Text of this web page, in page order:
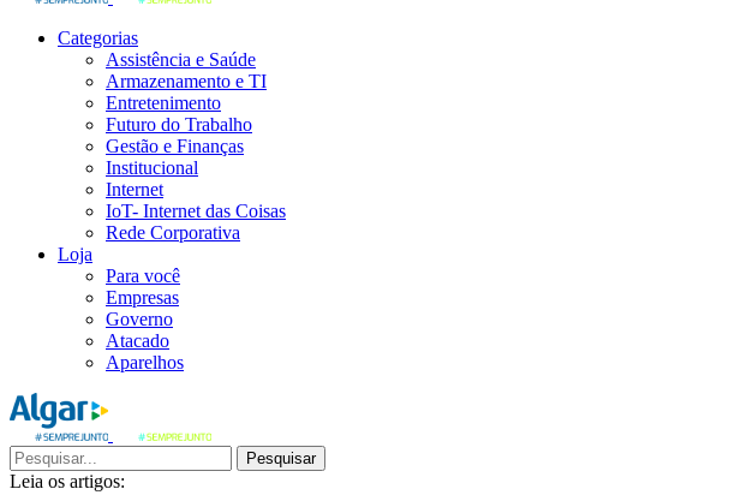
Categorias
Assistência e Saúde
Armazenamento e TI
Entretenimento
Futuro do Trabalho
Gestão e Finanças
Institucional
Internet
IoT- Internet das Coisas
Rede Corporativa
Loja
Para você
Empresas
Governo
Atacado
Aparelhos
Pesquisar
Leia os artigos: